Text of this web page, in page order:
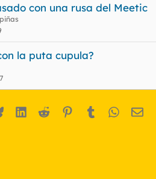
con una rusa del Meetic
la puta cupula?
BlueskyLinkedIn
Reddit Pinterest
Tumblr